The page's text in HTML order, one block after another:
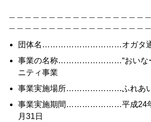
団体名…………………………オガタ通
事業の名称……………………“おいなー
ニティ事業
事業実施場所…………………ふれあい
事業実施期間…………………平成24年
月31日